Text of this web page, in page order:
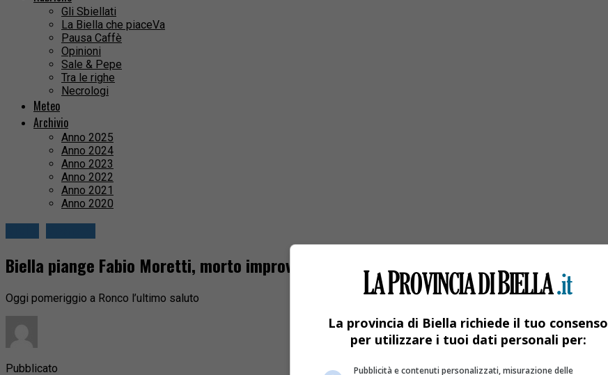
Gli Sbiellati
La Biella che piaceVa
Pausa Caffè
Opinioni
Sale & Pepe
Tra le righe
Necrologi
Meteo
Archivio
Anno 2025
Anno 2024
Anno 2023
Anno 2022
Anno 2021
Anno 2020
Biella piange Fabio Moretti, morto improvvisamente a 49 anni
Oggi pomeriggio a Ronco l’ultimo saluto
Pubblicato
La provincia di Biella richiede il tuo consenso
per utilizzare i tuoi dati personali per:
Pubblicità e contenuti personalizzati, misurazione delle